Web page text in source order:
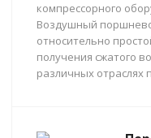
компрессорного
Воздушный
относительно
получения сжатого
различных